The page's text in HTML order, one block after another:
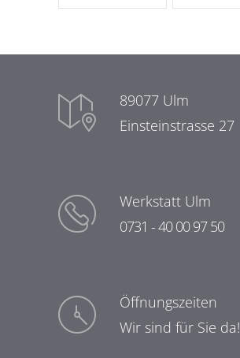
89077 Ulm
Einsteinstrasse 27
Werkstatt Ulm
0731 - 40 00 97 50
Öffnungszeiten
Wir sind für Sie da!